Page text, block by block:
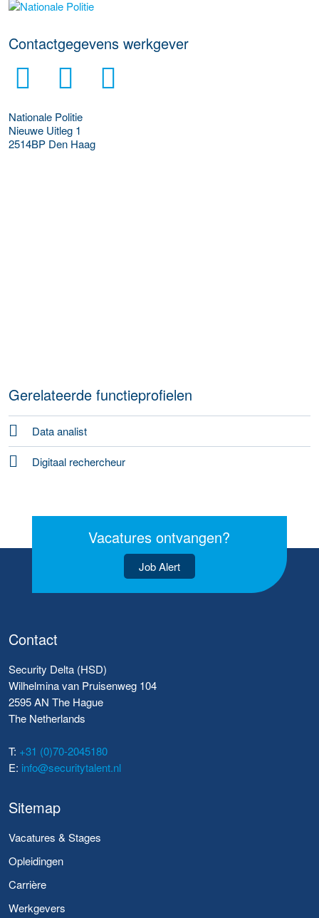
Meer werkgever details
Contactgegevens werkgever
Nationale Politie
Nieuwe Uitleg 1
2514BP Den Haag
Gerelateerde functieprofielen
Data analist
Digitaal rechercheur
Vacatures ontvangen?
Job Alert
Contact
Security Delta (HSD)
Wilhelmina van Pruisenweg 104
2595 AN The Hague
The Netherlands
T: +31 (0)70-2045180
E: info@securitytalent.nl
Sitemap
Vacatures & Stages
Opleidingen
Carrière
Werkgevers